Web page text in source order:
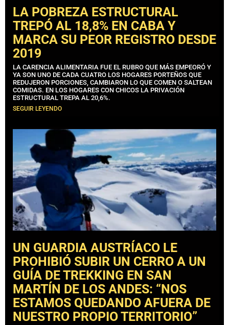
LA POBREZA ESTRUCTURAL
TREPÓ AL 18,8% EN CABA Y
MARCA SU PEOR REGISTRO DESDE
2019
LA CARENCIA ALIMENTARIA FUE EL RUBRO QUE MÁS EMPEORÓ Y
YA SON UNO DE CADA CUATRO LOS HOGARES PORTEÑOS QUE
REDUJERON PORCIONES, CAMBIARON LO QUE COMEN O SALTEAN
COMIDAS. EN LOS HOGARES CON CHICOS LA PRIVACIÓN
ESTRUCTURAL TREPA AL 20,6%.
SEGUIR LEYENDO
UN GUARDIA AUSTRÍACO LE
PROHIBIÓ SUBIR UN CERRO A UN
GUÍA DE TREKKING EN SAN
MARTÍN DE LOS ANDES: “NOS
ESTAMOS QUEDANDO AFUERA DE
NUESTRO PROPIO TERRITORIO”